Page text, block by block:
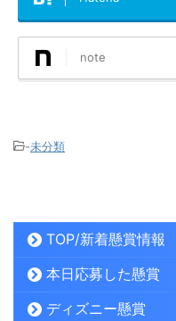
note
-未分類
TOP/新着懸賞情報
本日応募した懸賞
ディズニー懸賞